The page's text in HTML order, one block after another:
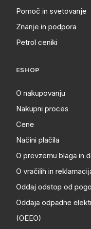
Pomoč in svetovanje
Znanje in podpora
Petrol ceniki
ESHOP
O nakupovanju
Nakupni proces
Cene
Načini plačila
O prevzemu blaga in
O vračilih in
Oddaj odstop od
Oddaja odpadne
(OEEO)